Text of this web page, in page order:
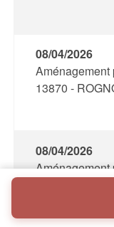
08/04/2026
Aménagement
13870 -
08/04/2026
Aménagement